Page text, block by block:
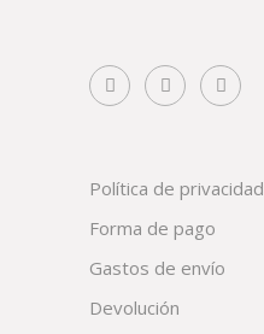
Política de privacidad
Forma de pago
Gastos de envío
Devolución